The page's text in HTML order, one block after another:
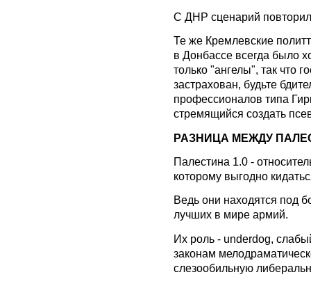
С ДНР сценарий
Те же Кремлевские
в Донбассе всегда было
только "ангелы", так что
застрахован, будьте
профессионалов типа
стремящийся создать
РАЗНИЦА МЕЖДУ
Палестина 1.0 -
которому выгодно
Ведь они находятся под
лучших в мире армий.
Их роль - underdog,
законам
слезообильную